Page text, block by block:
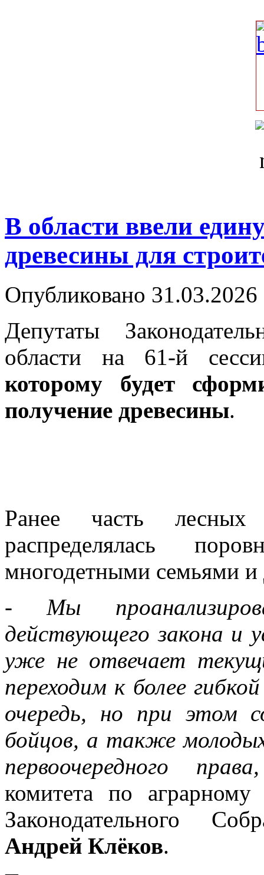
В области ввели
древесины для
Опубликовано
Депутаты
области на 61-й
которому будет
получение древесины.
Ранее часть
распределялась
многодетными семьями
- Мы
действующего закона и
уже не отвечает
переходим к более
очередь, но при этом
бойцов, а также
первоочередного права,
комитета по
Законодательного
Андрей Клёков.